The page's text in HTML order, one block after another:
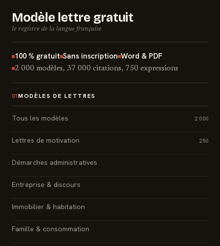
Modèle lettre gratuit
le registre de la langue française
100 % gratuit Sans inscription Word & PDF
2 000 modèles, 37 000 citations, 750 expressions
01 MODÈLES DE LETTRES
Tous les modèles 2 000
Lettres de motivation 250
Démarches administratives
Entreprise & discours
Immobilier & habitation
Famille & consommation